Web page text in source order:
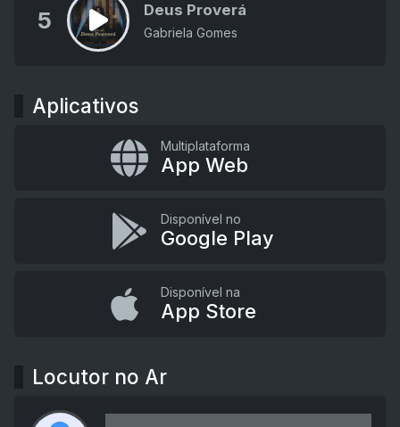
5 Deus Proverá
Gabriela Gomes
Aplicativos
Multiplataforma
App Web
Disponível no
Google Play
Disponível na
App Store
Locutor no Ar